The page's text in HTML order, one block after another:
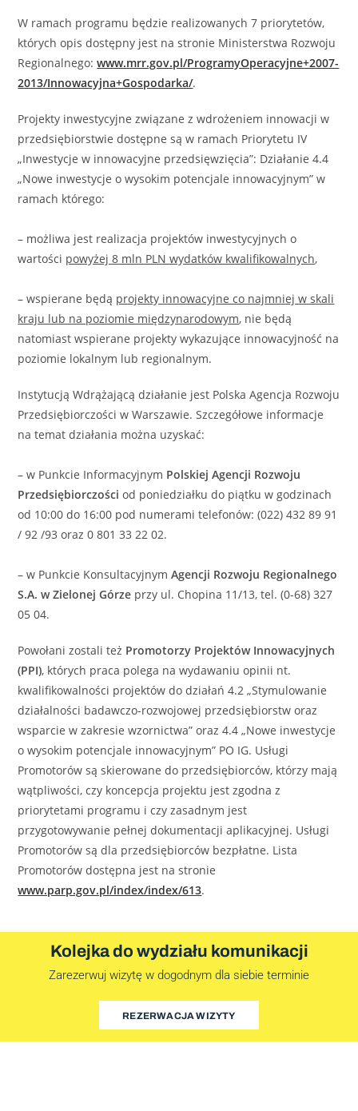
W ramach programu będzie realizowanych 7 priorytetów,
których opis dostępny jest na stronie Ministerstwa Rozwoju
Regionalnego:www.mrr.gov.pl/ProgramyOperacyjne+2007-
2013/Innowacyjna+Gospodarka/.
Projekty inwestycyjne związane z wdrożeniem innowacji w
przedsiębiorstwie dostępne są w ramach Priorytetu IV
„Inwestycje w innowacyjne przedsięwzięcia”: Działanie 4.4
„Nowe inwestycje o wysokim potencjale innowacyjnym” w
ramach którego:
– możliwa jest realizacja projektów inwestycyjnych o
wartości powyżej 8 mln PLN wydatków kwalifikowalnych,
– wspierane będą projekty innowacyjne co najmniej w skali
kraju lub na poziomie międzynarodowym, nie będą
natomiast wspierane projekty wykazujące innowacyjność na
poziomie lokalnym lub regionalnym.
Instytucją Wdrążającą działanie jest Polska Agencja Rozwoju
Przedsiębiorczości w Warszawie. Szczegółowe informacje
na temat działania można uzyskać:
– w Punkcie Informacyjnym Polskiej Agencji Rozwoju
Przedsiębiorczości od poniedziałku do piątku w godzinach
od 10:00 do 16:00 pod numerami telefonów: (022) 432 89 91
/ 92 /93 oraz 0 801 33 22 02.
– w Punkcie KonsultacyjnymAgencji Rozwoju Regionalnego
S.A. w Zielonej Górze przy ul. Chopina 11/13, tel. (0-68) 327
05 04.
Powołani zostali też Promotorzy Projektów Innowacyjnych
(PPI), których praca polega na wydawaniu opinii nt.
kwalifikowalności projektów do działań 4.2 „Stymulowanie
działalności badawczo-rozwojowej przedsiębiorstw oraz
wsparcie w zakresie wzornictwa” oraz 4.4 „Nowe inwestycje
o wysokim potencjale innowacyjnym” PO IG. Usługi
Promotorów są skierowane do przedsiębiorców, którzy mają
wątpliwości, czy koncepcja projektu jest zgodna z
priorytetami programu i czy zasadnym jest
przygotowywanie pełnej dokumentacji aplikacyjnej. Usługi
Promotorów są dla przedsiębiorców bezpłatne. Lista
Promotorów dostępna jest na stronie
www.parp.gov.pl/index/index/613.
Kolejka do wydziału komunikacji
Zarezerwuj wizytę w dogodnym dla siebie terminie
REZERWACJA WIZYTY